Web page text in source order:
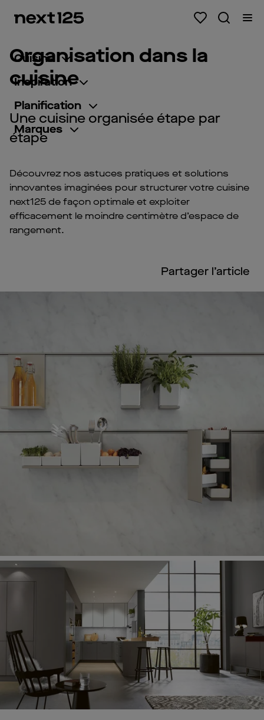
Cuisine
Inspiration
Planification
Marques
Organisation dans la
cuisine
Une cuisine organisée étape par
étape
Découvrez nos astuces pratiques et solutions
innovantes imaginées pour structurer votre cuisine
next125 de façon optimale et exploiter
efficacement le moindre centimètre d’espace de
rangement.
Partager l’article